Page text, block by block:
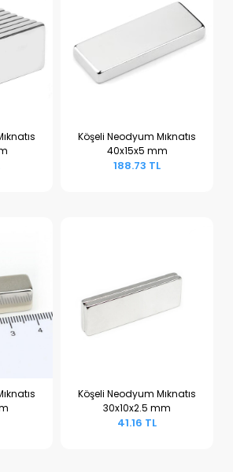
Sepete Ekle
Köşeli Neodyum Mıknatıs
40x15x5 mm
188.73 TL
Sepete Ekle
Köşeli Neodyum Mıknatıs
30x10x2.5 mm
41.16 TL